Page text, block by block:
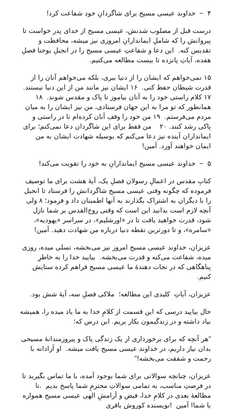
۴ – خداوند عیسی مسیح برای شاگردانِ خود شفاعت کرد!
درست قبل از مصلوب شدنش، عیسی مسیح از خدای پدر خواست تا
پیروانش را که شاملِ ایماندارانِ امروزی نیز میشه، محافظت و
تقدیس کنه. این دعا و شفاعتِ عیسی مسیح را در انجیلِ یوحنا فصلِ
هفده، آیاتِ پانزده تا بیست مطالعه می‌‌کنیم.
۱۵ نمی‌خواهم که ایشان را از دنیا ببری، بلکه می‌خواهم آنان را از
قدرت شیطان حفظ کنی. ۱۶ ایشان نیز مانند من از این دنیا نیستند.
۱۷ کلام راستی خود را به آنان بیاموز تا پاک و مقدس شوند. ۱۸
همانطور که تو مرا به این جهان فرستادی، من نیز ایشان را به میان
مردم می‌فرستم. ۱۹ من خود را وقف آنان کرده‌ام تا در راستی و
پاکی رشد کنند. ۲۰ من فقط برای این شاگردان دعا نمی‌کنم؛ برای
ایمانداران آینده نیز دعا می‌کنم که بوسیله شهادت ایشان به من
ایمان خواهند آورد. آمین!
۵ – خداوند عیسی مسیح ایماندارانِ به خود را تقویت می‌‌کند!
کتابِ مقدس در اعمالِ رسولان فصلِ یک، آیهٔ هشت برای ما توصیف
فرموده که چگونه وقتی عیسی مسیح شاگردانش را فرستاد تا انجیل
را با دیگران به اشتراک بگذارند به آنها اطمینان داد و فرمود؛ ۸ ولی
آنچه لازم است بدانید این است که وقتی روح‌القدس بر شما نازل
شود، قدرت خواهید یافت تا در «اورشلیم»‌، در سراسر «یهودیه»‌،
«سامره»‌، و تا دورترین نقطه دنیا درباره من شهادت دهید. آمین!
عزیزان، خداوند عیسی مسیح امروز نیز می‌‌بخشه، تسلی میده، روزی
میده، شفاعت می‌‌کنه و قدرت می‌‌بخشه. بیایید خدا را به خاطرِ
پناهگاهی که در نجات دهندهٔ ما عیسی مسیح فراهم کرده ستایش
کنیم.
عزیزان، آیاتِ کلیدی این مطالعه؛ ملاکی فصلِ سه، آیهٔ شش بود.
حال بیایید درسی که این قسمت از کلامِ خدا به ما یاد میده را، همیشه
بیاد داشته و در زندگیمون بکار بریم. این درس که؛
“هر آنچه که برای برخورداری از یک زندگی پاک و پیروزمندانهٔ مسیحی
بدان نیاز داریم، در خداوند عیسی مسیح یافت میشه. او آزادانه با
رحمت و شفقت می‌‌بخشه!”
عزیزان، چنانچه سوالاتی برای شما بوجود آمده، با ما تماس بگیرید تا
در فرصتِ مناسب، به تمامی سوالاتِ محترمِ شما پاسخ بدیم .تا
مطالعهٔ بعدی در کلامِ خدا، فیض و آرامشِ الهی عیسی مسیح همواره
با شما! آمین !نویسنده کوروش باقری